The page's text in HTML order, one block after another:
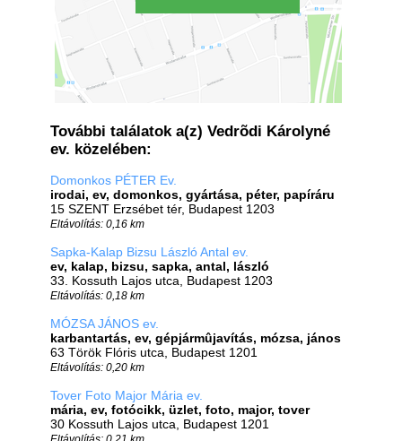
További találatok a(z) Vedrõdi Károlyné
ev. közelében:
Domonkos PÉTER Ev.
irodai, ev, domonkos, gyártása, péter, papíráru
15 SZENT Erzsébet tér, Budapest 1203
Eltávolítás: 0,16 km
Sapka-Kalap Bizsu László Antal ev.
ev, kalap, bizsu, sapka, antal, lászló
33. Kossuth Lajos utca, Budapest 1203
Eltávolítás: 0,18 km
MÓZSA JÁNOS ev.
karbantartás, ev, gépjármûjavítás, mózsa, jános
63 Török Flóris utca, Budapest 1201
Eltávolítás: 0,20 km
Tover Foto Major Mária ev.
mária, ev, fotócikk, üzlet, foto, major, tover
30 Kossuth Lajos utca, Budapest 1201